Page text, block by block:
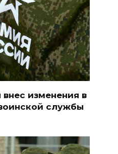
изменения в
службы